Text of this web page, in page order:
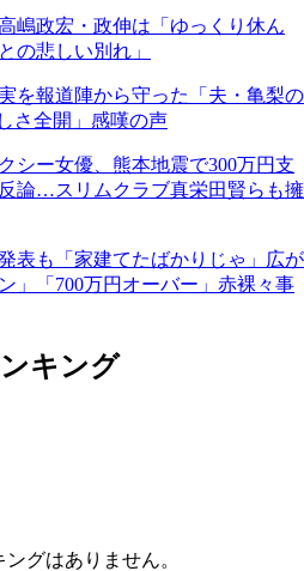
嶋政宏・政伸は「ゆっくり休ん
の悲しい別れ」
を報道陣から守った「夫・亀梨の
さ全開」感嘆の声
シー女優、熊本地震で300万円支
論…スリムクラブ真栄田賢らも擁
表も「家建てたばかりじゃ」広が
」「700万円オーバー」赤裸々事
キング
グはありません。